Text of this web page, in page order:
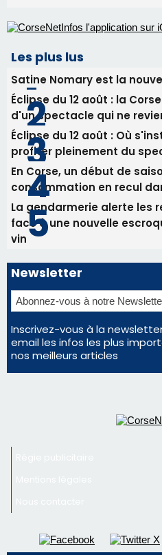
Les plus lus
Satine Nomary est la
Éclipse du 12 août : la
d'un spectacle qui ne
Éclipse du 12 août : Où
profiter pleinement du
En Corse, un début de
consommation en recul
La gendarmerie alerte les
face à une nouvelle
vin
Newsletter
Inscrivez-vous à la
email les infos les plus
nos meilleurs articles